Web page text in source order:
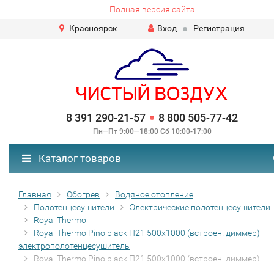
Полная версия сайта
Красноярск
Вход Регистрация
8 391 290-21-57 8 800 505-77-42
Пн—Пт 9:00—18:00 Сб 10:00-17:00
Каталог товаров
Главная Обогрев
Водяное отопление
Полотенцесушители
Электрические полотенцесушители
Royal Thermo
Royal Thermo Pino black П21 500х1000 (встроен. диммер)
электрополотенцесушитель
Royal Thermo Pino black П21 500х1000 (встроен. диммер)